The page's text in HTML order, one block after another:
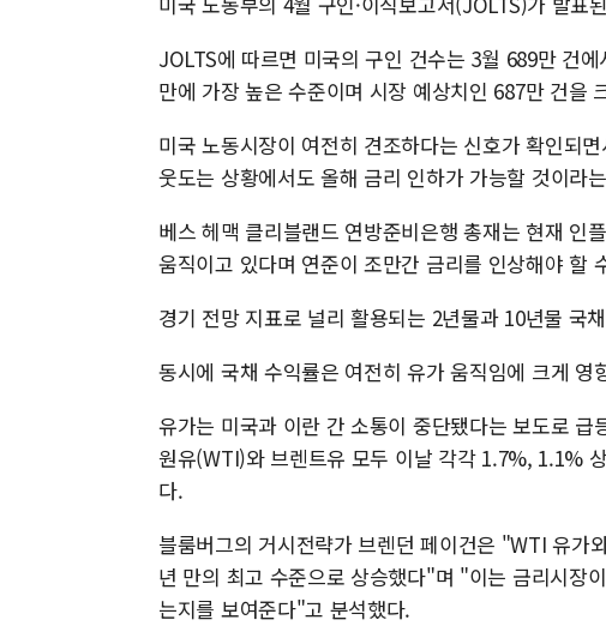
JOLTS에 따르면 미국의 구인 건수는 3월 689만 건
만에 가장 높은 수준이며 시장 예상치인 687만 건을
미국 노동시장이 여전히 견조하다는 신호가 확인되
웃도는 상황에서도 올해 금리 인하가 가능할 것이라
베스 헤맥 클리블랜드 연방준비은행 총재는 현재 인
움직이고 있다며 연준이 조만간 금리를 인상해야 할
경기 전망 지표로 널리 활용되는 2년물과 10년물 국
동시에 국채 수익률은 여전히 유가 움직임에 크게 영
유가는 미국과 이란 간 소통이 중단됐다는 보도로
원유(WTI)와 브렌트유 모두 이날 각각 1.7%, 1.1%
다.
블룸버그의 거시전략가 브렌던 페이건은 "WTI 유가
년 만의 최고 수준으로 상승했다"며 "이는 금리시장
는지를 보여준다"고 분석했다.